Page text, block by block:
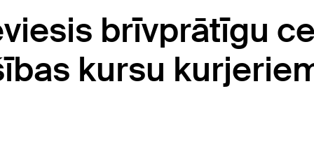
brīvprātīgu
kursu